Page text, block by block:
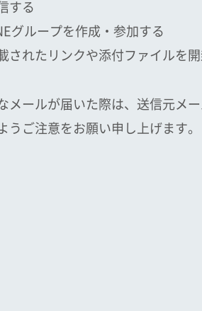
する
グループを作成・参加する
されたリンクや添付ファイルを
メールが届いた際は、送信元メ
うご注意をお願い申し上げます。